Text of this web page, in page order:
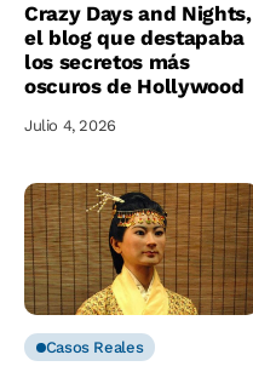
Crazy Days and Nights,
el blog que destapaba
los secretos más
oscuros de Hollywood
Julio 4, 2026
Casos Reales